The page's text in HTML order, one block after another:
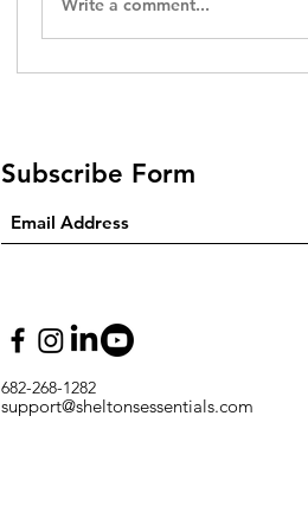
Write a comment...
Subscribe Form
682-268-1282
support@sheltonsessentials.com